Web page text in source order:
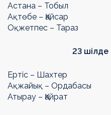
Астана – Тобыл
Ақтөбе – Қайсар
Оқжетпес – Тараз
23 шілде
Ертіс – Шахтер
Ақжайық – Ордабасы
Атырау – Қайрат